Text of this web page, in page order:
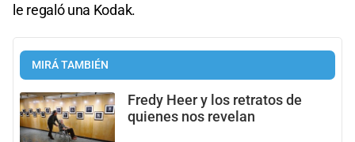
le regaló una Kodak.
MIRÁ TAMBIÉN
Fredy Heer y los retratos de
quienes nos revelan